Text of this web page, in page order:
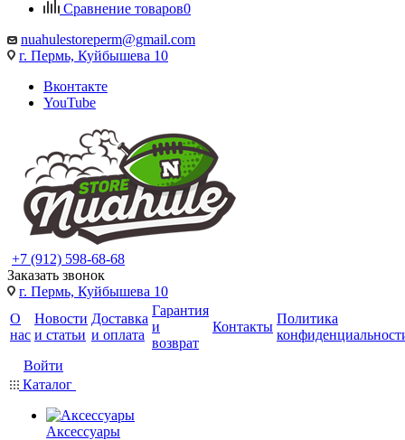
Сравнение товаров0
nuahulestoreperm@gmail.com
г. Пермь, Куйбышева 10
Вконтакте
YouTube
+7 (912) 598-68-68
Заказать звонок
г. Пермь, Куйбышева 10
О
нас
Новости
и статьи
Доставка
и оплата
Гарантия
и
возврат
Контакты
Политика
Войти
Каталог
Аксессуары